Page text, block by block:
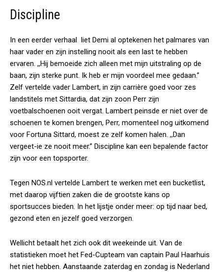
Discipline
In een eerder verhaal liet Demi al optekenen het palmares van
haar vader en zijn instelling nooit als een last te hebben
ervaren. ,,Hij bemoeide zich alleen met mijn uitstraling op de
baan, zijn sterke punt. Ik heb er mijn voordeel mee gedaan.”
Zelf vertelde vader Lambert, in zijn carrière goed voor zes
landstitels met Sittardia, dat zijn zoon Perr zijn
voetbalschoenen ooit vergat. Lambert peinsde er niet over de
schoenen te komen brengen, Perr, momenteel nog uitkomend
voor Fortuna Sittard, moest ze zelf komen halen. ,,Dan
vergeet-ie ze nooit meer.” Discipline kan een bepalende factor
zijn voor een topsporter.
Tegen NOS.nl vertelde Lambert te werken met een bucketlist,
met daarop vijftien zaken die de grootste kans op
sportsucces bieden. In het lijstje onder meer: op tijd naar bed,
gezond eten en jezelf goed verzorgen.
Wellicht betaalt het zich ook dit weekeinde uit. Van de
statistieken moet het Fed-Cupteam van captain Paul Haarhuis
het niet hebben. Aanstaande zaterdag en zondag is Nederland